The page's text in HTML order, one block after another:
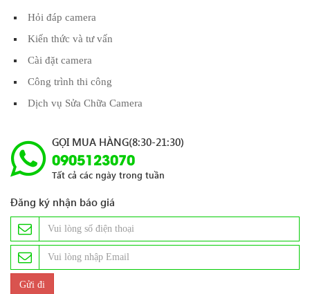
Hỏi đáp camera
Kiến thức và tư vấn
Cài đặt camera
Công trình thi công
Dịch vụ Sửa Chữa Camera
GỌI MUA HÀNG(8:30-21:30)
0905123070
Tất cả các ngày trong tuần
Đăng ký nhận báo giá